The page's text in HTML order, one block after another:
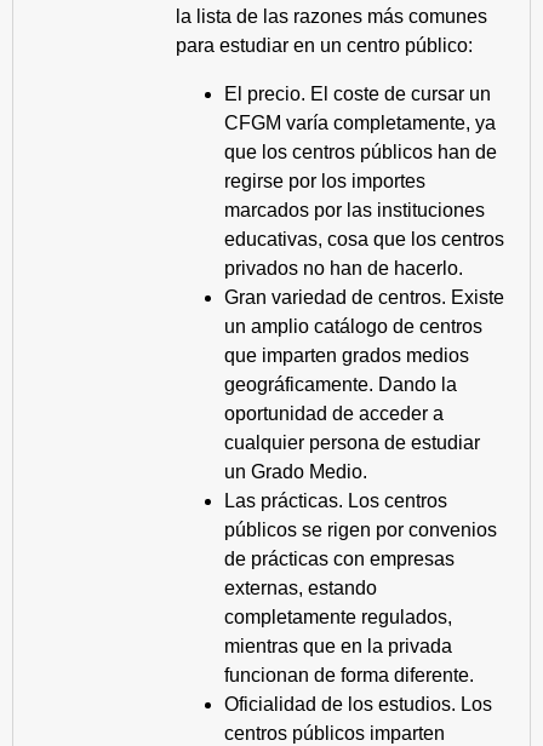
la lista de las razones más comunes
para estudiar en un centro público:
El precio. El coste de cursar un
CFGM varía completamente, ya
que los centros públicos han de
regirse por los importes
marcados por las instituciones
educativas, cosa que los centros
privados no han de hacerlo.
Gran variedad de centros. Existe
un amplio catálogo de centros
que imparten grados medios
geográficamente. Dando la
oportunidad de acceder a
cualquier persona de estudiar
un Grado Medio.
Las prácticas. Los centros
públicos se rigen por convenios
de prácticas con empresas
externas, estando
completamente regulados,
mientras que en la privada
funcionan de forma diferente.
Oficialidad de los estudios. Los
centros públicos imparten